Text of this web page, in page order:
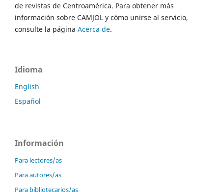
de revistas de Centroamérica. Para obtener más
información sobre CAMJOL y cómo unirse al servicio,
consulte la página Acerca de.
Idioma
English
Español
Información
Para lectores/as
Para autores/as
Para bibliotecarios/as